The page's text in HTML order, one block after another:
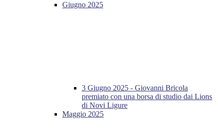
Giugno 2025
3 Giugno 2025 - Giovanni Bricola
premiato con una borsa di studio dai Lions
di Novi Ligure
Maggio 2025